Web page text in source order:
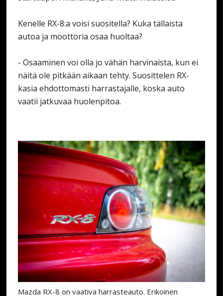
Kenelle RX-8:a voisi suositella? Kuka tällaista
autoa ja moottoria osaa huoltaa?
- Osaaminen voi olla jo vähän harvinaista, kun ei
näitä ole pitkään aikaan tehty. Suosittelen RX-
kasia ehdottomasti harrastajalle, koska auto
vaatii jatkuvaa huolenpitoa.
Mazda RX-8 on vaativa harrasteauto. Erikoinen